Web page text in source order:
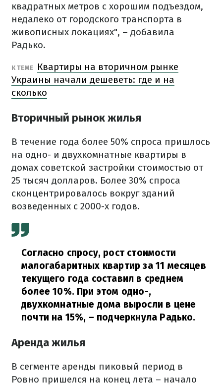
квадратных метров с хорошим подъездом,
недалеко от городского транспорта в
живописных локациях", – добавила
Радько.
К ТЕМЕ
Квартиры на вторичном рынке
Украины начали дешеветь: где и на
сколько
Вторичный рынок жилья
В течение года более 50% спроса пришлось
на одно- и двухкомнатные квартиры в
домах советской застройки стоимостью от
25 тысяч долларов. Более 30% спроса
сконцентрировалось вокруг зданий
возведенных с 2000-х годов.
Согласно спросу, рост стоимости
малогабаритных квартир за 11 месяцев
текущего года составил в среднем
более 10%. При этом одно-,
двухкомнатные дома выросли в цене
почти на 15%, – подчеркнула Радько.
Аренда жилья
В сегменте аренды пиковый период в
Ровно пришелся на конец лета – начало